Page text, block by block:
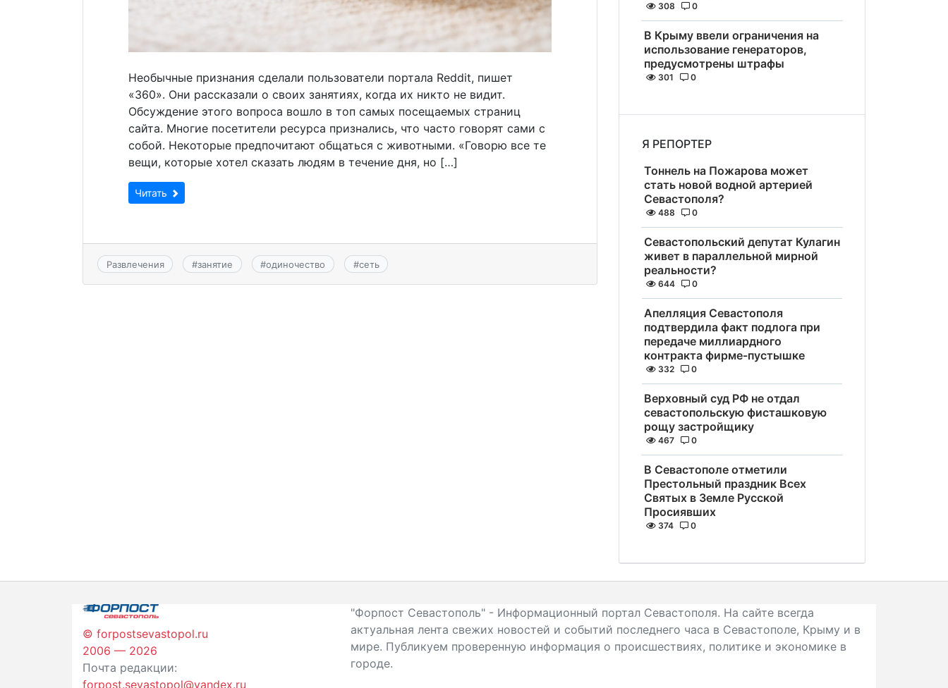
Необычные признания сделали пользователи портала Reddit, пишет
«360». Они рассказали о своих занятиях, когда их никто не видит.
Обсуждение этого вопроса вошло в топ самых посещаемых страниц
сайта. Многие посетители ресурса признались, что часто говорят сами с
собой. Некоторые предпочитают общаться с животными. «Говорю все те
вещи, которые хотел сказать людям в течение дня, но […]
Читать
Развлечения #занятие #одиночество #сеть
308 0
В Крыму ввели ограничения на
использование генераторов,
предусмотрены штрафы
301 0
Я РЕПОРТЕР
Тоннель на Пожарова может
стать новой водной артерией
Севастополя?
488 0
Севастопольский депутат Кулагин
живет в параллельной мирной
реальности?
644 0
Апелляция Севастополя
подтвердила факт подлога при
передаче миллиардного
контракта фирме-пустышке
332 0
Верховный суд РФ не отдал
севастопольскую фисташковую
рощу застройщику
467 0
В Севастополе отметили
Престольный праздник Всех
Святых в Земле Русской
Просиявших
374 0
© forpostsevastopol.ru
2006 — 2026
Почта редакции:
forpost.sevastopol@yandex.ru
"Форпост Севастополь" - Информационный портал Севастополя. На сайте всегда
актуальная лента свежих новостей и событий последнего часа в Севастополе, Крыму и в
мире. Публикуем проверенную информация о происшествиях, политике и экономике в
городе.